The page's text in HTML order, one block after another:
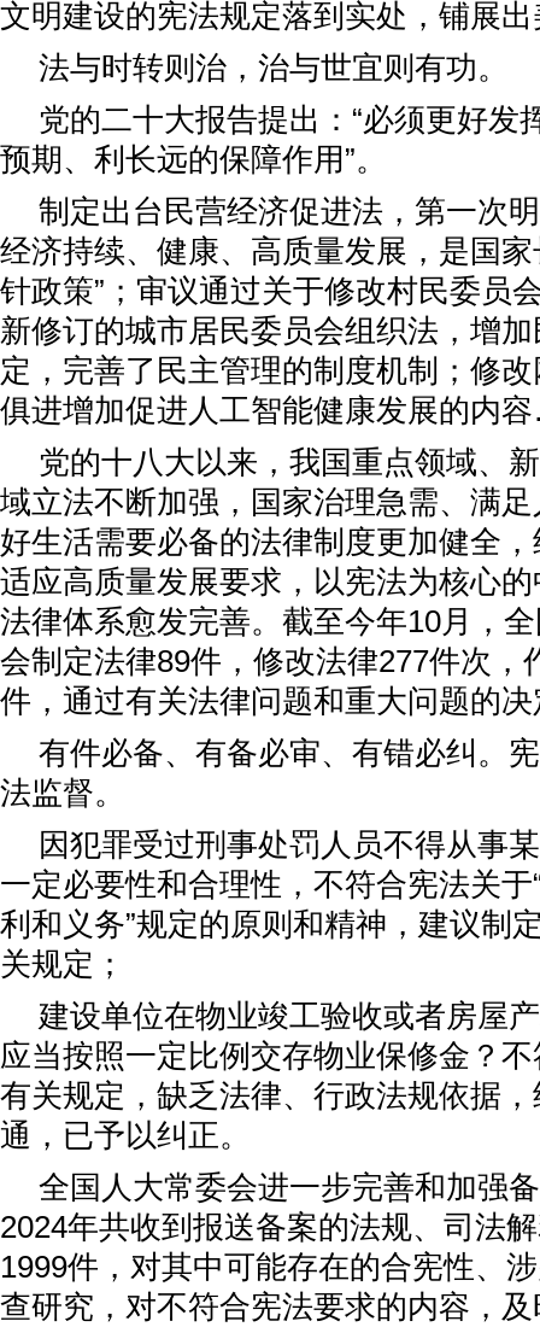
文明建设的宪法规定落到实处，铺展
法与时转则治，治与世宜则有功。
党的二十大报告提出：“必须更好发
预期、利长远的保障作用”。
制定出台民营经济促进法，第一次
经济持续、健康、高质量发展，是国
针政策”；审议通过关于修改村民委员
新修订的城市居民委员会组织法，增
定，完善了民主管理的制度机制；修
俱进增加促进人工智能健康发展的内
党的十八大以来，我国重点领域、
域立法不断加强，国家治理急需、满
好生活需要必备的法律制度更加健全
适应高质量发展要求，以宪法为核心
法律体系愈发完善。截至今年10月，
会制定法律89件，修改法律277件次，
件，通过有关法律问题和重大问题的
有件必备、有备必审、有错必纠。
法监督。
因犯罪受过刑事处罚人员不得从事
一定必要性和合理性，不符合宪法关于
利和义务”规定的原则和精神，建议制
关规定；
建设单位在物业竣工验收或者房屋
应当按照一定比例交存物业保修金？
有关规定，缺乏法律、行政法规依据
通，已予以纠正。
全国人大常委会进一步完善和加强
2024年共收到报送备案的法规、司法
1999件，对其中可能存在的合宪性、
查研究，对不符合宪法要求的内容，